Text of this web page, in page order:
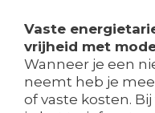
Vaste
vrijheid met
Wanneer je een
neemt heb je
of vaste kosten.